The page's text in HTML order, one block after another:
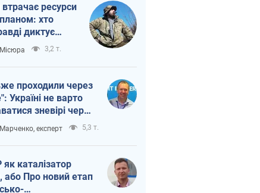
втрачає ресурси
хто
диктує
3,2 т.
проходили через
Україні не варто
зневірі через
терорексперт 5,3 т.
каталізатор
або Про новий етап